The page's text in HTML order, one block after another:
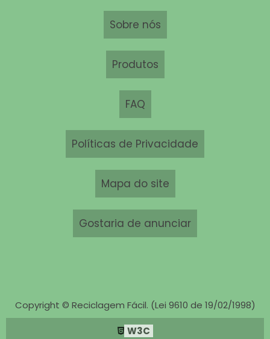
Sobre nós
Produtos
FAQ
Políticas de Privacidade
Mapa do site
Gostaria de anunciar
Copyright © Reciclagem Fácil. (Lei 9610 de 19/02/1998)
W3C